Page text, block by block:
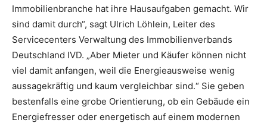
Immobilienbranche hat ihre Hausaufgaben gemacht. Wir
sind damit durch“, sagt Ulrich Löhlein, Leiter des
Servicecenters Verwaltung des Immobilienverbands
Deutschland IVD. „Aber Mieter und Käufer können nicht
viel damit anfangen, weil die Energieausweise wenig
aussagekräftig und kaum vergleichbar sind.“ Sie geben
bestenfalls eine grobe Orientierung, ob ein Gebäude ein
Energiefresser oder energetisch auf einem modernen